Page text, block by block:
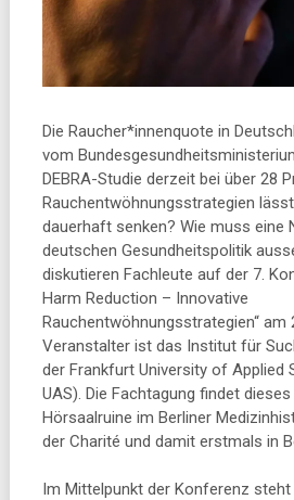
Die Raucher*innenquote in
vom
DEBRA-Studie derzeit bei über 28
Rauchentwöhnungsstrategien
dauerhaft senken? Wie muss eine
deutschen Gesundheitspolitik
diskutieren Fachleute auf der 7.
Harm Reduction – Innovative
Rauchentwöhnungsstrategien“ am
Veranstalter ist das Institut für
der Frankfurt University of Applied
UAS). Die Fachtagung findet
Hörsaalruine im Berliner
der Charité und damit erstmals in
Im Mittelpunkt der Konferenz